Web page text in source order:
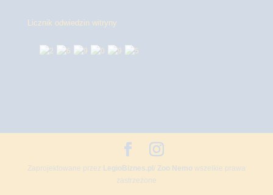
Licznik odwiedzin witryny
Zaprojektowane przez LegioBiznes.pl/ Zoo Nemowszelkie prawa
zastrzeżone